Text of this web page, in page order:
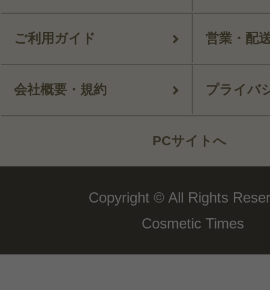
ご利用ガイド 営業・配
会社概要・規約 プライバ
PCサイトへ
Copyright © All Rights
Cosmetic Times